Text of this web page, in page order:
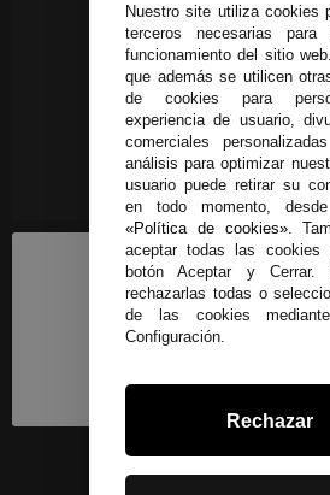
Nuestro site utiliza cookies
terceros necesarias para
funcionamiento del sitio
que además se utilicen
de cookies para
experiencia de usuario,
comerciales
análisis para optimizar
usuario puede retirar su
en todo momento,
«Política de cookies».
aceptar todas las cookies
botón Aceptar y Cerrar.
rechazarlas todas o
de las cookies
Configuración.
Rechazar